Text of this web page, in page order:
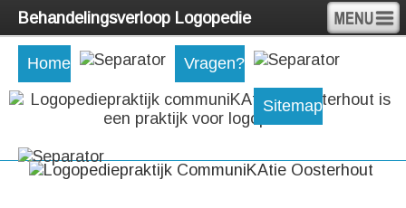
Behandelingsverloop Logopedie
Home Vragen?
Sitemap